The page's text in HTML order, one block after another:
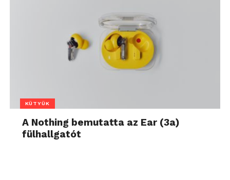
KÜTYÜK
A Nothing bemutatta az Ear (3a)
fülhallgatót